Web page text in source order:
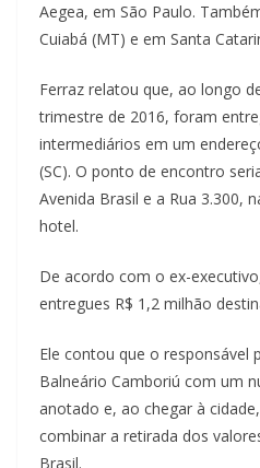
Aegea, em São Paulo.
Cuiabá (MT) e em Santa
Ferraz relatou que, ao longo
trimestre de 2016, foram
intermediários em um
(SC). O ponto de encontro
Avenida Brasil e a Rua 3.300,
hotel.
De acordo com o ex-
entregues R$ 1,2 milhão
Ele contou que o responsável
Balneário Camboriú com um
anotado e, ao chegar à
combinar a retirada dos
Brasil.